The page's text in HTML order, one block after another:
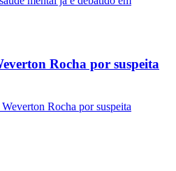
Rocha por suspeita